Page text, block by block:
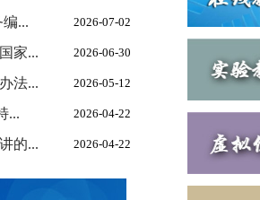
... 2026-07-02
家... 2026-06-30
法... 2026-05-12
... 2026-04-22
的... 2026-04-22